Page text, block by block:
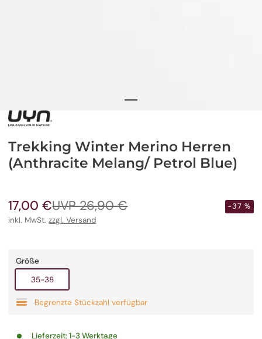
Trekking Winter Merino Herren
(Anthracite Melang/ Petrol Blue)
Verkaufspreis
17,00 €
Regulärer
Preis
UVP 26,90 € -37 %
inkl. MwSt.zzgl. Versand
Größe
35-38Ausverkauft
Begrenzte Stückzahl verfügbar
Lieferzeit:1-3 Werktage